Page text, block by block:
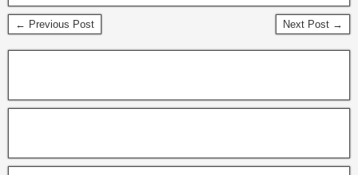
← Previous Post Next Post →